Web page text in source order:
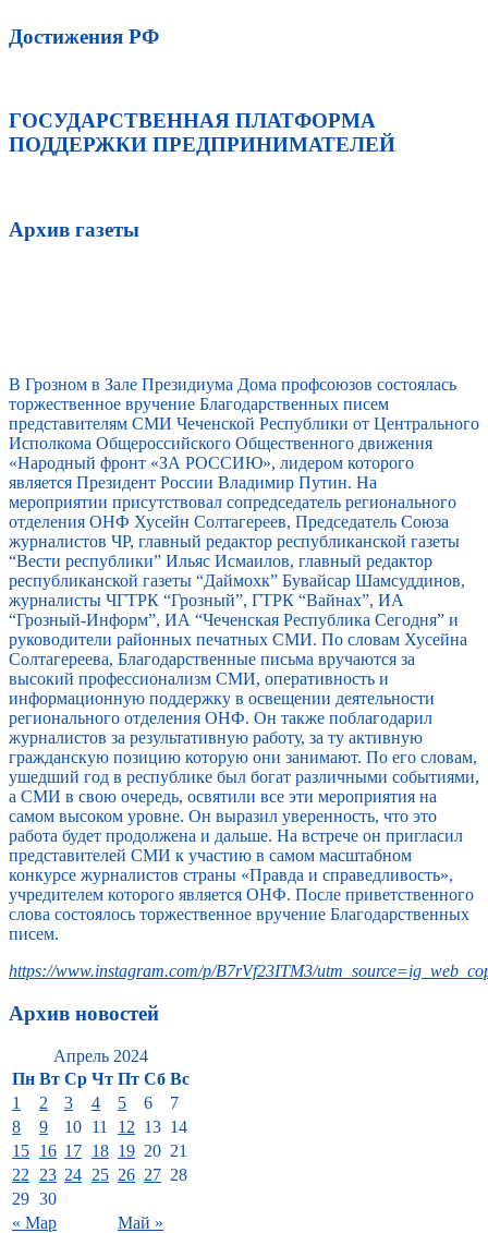
Достижения РФ
ГОСУДАРСТВЕННАЯ ПЛАТФОРМА
ПОДДЕРЖКИ ПРЕДПРИНИМАТЕЛЕЙ
Архив газеты
В Грозном в Зале Президиума Дома профсоюзов состоялась
торжественное вручение Благодарственных писем
представителям СМИ Чеченской Республики от Центрального
Исполкома Общероссийского Общественного движения
«Народный фронт «ЗА РОССИЮ», лидером которого
является Президент России Владимир Путин. На
мероприятии присутствовал сопредседатель регионального
отделения ОНФ Хусейн Солтагереев, Председатель Союза
журналистов ЧР, главный редактор республиканской газеты
“Вести республики” Ильяс Исмаилов, главный редактор
республиканской газеты “Даймохк” Бувайсар Шамсуддинов,
журналисты ЧГТРК “Грозный”, ГТРК “Вайнах”, ИА
“Грозный-Информ”, ИА “Чеченская Республика Сегодня” и
руководители районных печатных СМИ. По словам Хусейна
Солтагереева, Благодарственные письма вручаются за
высокий профессионализм СМИ, оперативность и
информационную поддержку в освещении деятельности
регионального отделения ОНФ. Он также поблагодарил
журналистов за результативную работу, за ту активную
гражданскую позицию которую они занимают. По его словам,
ушедший год в республике был богат различными событиями,
а СМИ в свою очередь, освятили все эти мероприятия на
самом высоком уровне. Он выразил уверенность, что это
работа будет продолжена и дальше. На встрече он пригласил
представителей СМИ к участию в самом масштабном
конкурсе журналистов страны «Правда и справедливость»,
учредителем которого является ОНФ. После приветственного
слова состоялось торжественное вручение Благодарственных
писем.
https://www.instagram.com/p/B7rVf23ITM3/
Архив новостей
Апрель 2024
Пн Вт Ср Чт Пт Сб Вс
« Мар Май »
1 2 3 4 5 6
7
8
9 10 11 12 13 14
15 16 17 18 19 20 21
22
23 24 25 26 27 28
29 30